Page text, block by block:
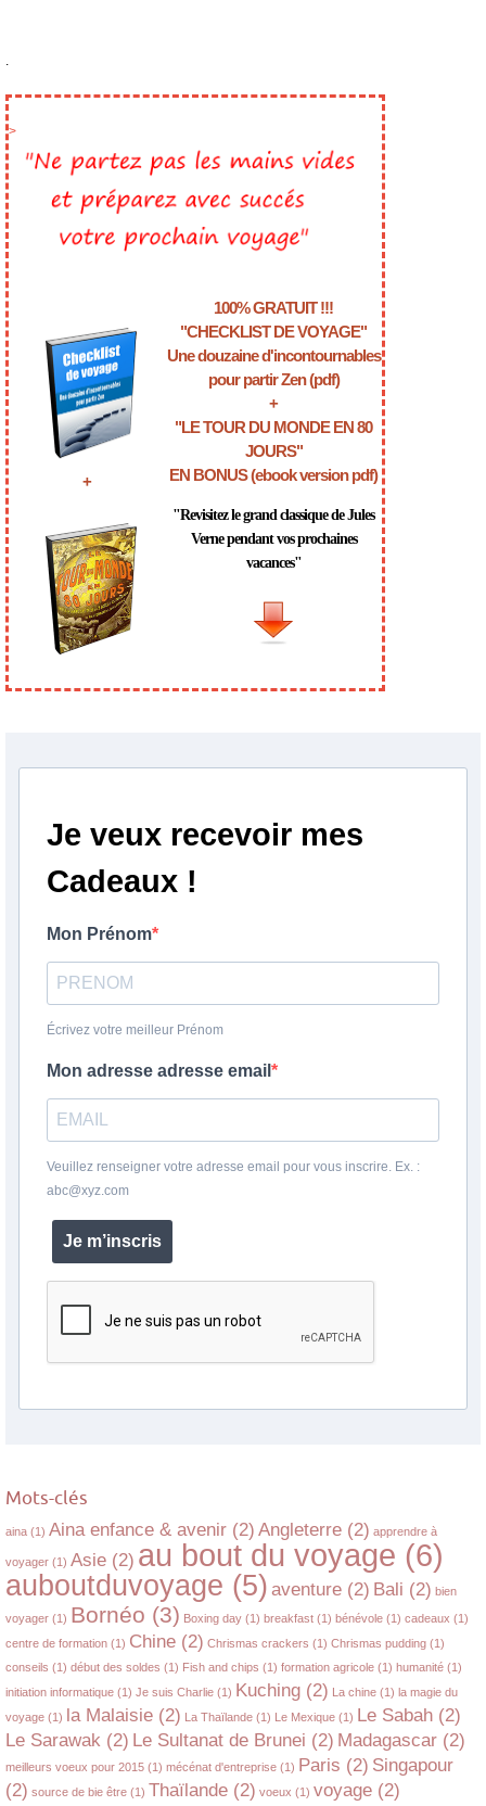
>
+
100% GRATUIT !!!
"CHECKLIST DE VOYAGE"
Une douzaine d'incontournables
pour partir Zen (pdf)
+
"LE TOUR DU MONDE EN 80
JOURS"
EN BONUS (ebook version pdf)
"Revisitez le grand classique de Jules
Verne pendant vos prochaines
vacances"
Je veux recevoir mes
Cadeaux !
Mon Prénom
Écrivez votre meilleur Prénom
Mon adresse adresse email
Veuillez renseigner votre adresse email pour vous inscrire. Ex. :
abc@xyz.com
Je m’inscris
Mots-clés
aina (1) Aina enfance & avenir (2) Angleterre (2) apprendre à
voyager (1) Asie (2) au bout du voyage (6)
auboutduvoyage (5) aventure (2) Bali (2) bien
voyager (1) Bornéo (3) Boxing day (1) breakfast (1) bénévole (1) cadeaux (1)
centre de formation (1) Chine (2) Chrismas crackers (1) Chrismas pudding (1)
conseils (1) début des soldes (1) Fish and chips (1) formation agricole (1) humanité (1)
initiation informatique (1) Je suis Charlie (1) Kuching (2) La chine (1) la magie du
voyage (1) la Malaisie (2) La Thaïlande (1) Le Mexique (1) Le Sabah (2)
Le Sarawak (2) Le Sultanat de Brunei (2) Madagascar (2)
meilleurs voeux pour 2015 (1) mécénat d'entreprise (1) Paris (2) Singapour
(2) source de bie être (1) Thaïlande (2) voeux (1) voyage (2)